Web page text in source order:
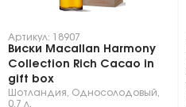
Артикул: 18907
Виски Macallan Harmony
Collection Rich Cacao in
gift box
Шотландия Односолодовый
0.7 л.